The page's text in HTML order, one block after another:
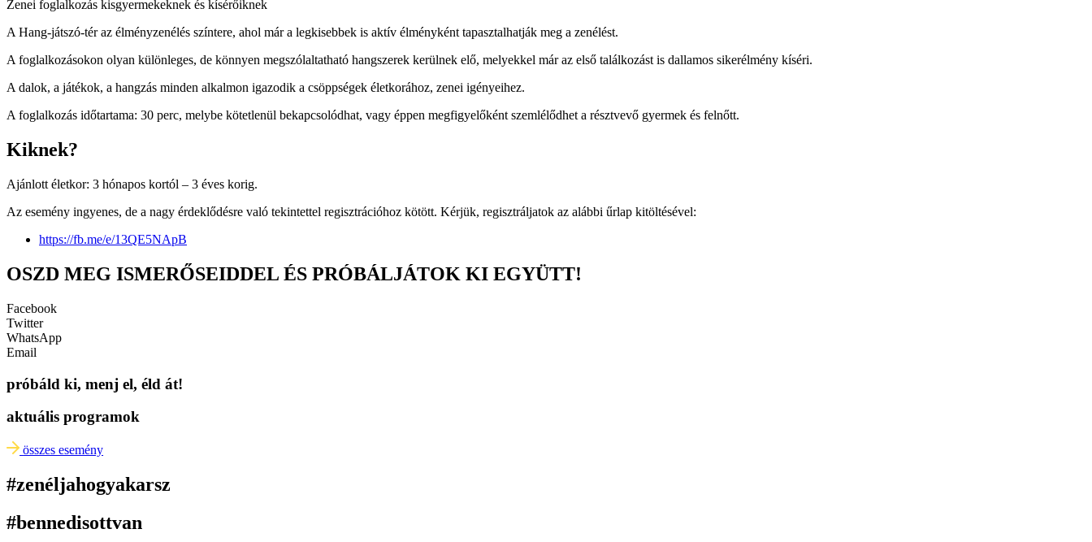
Zenei foglalkozás kisgyermekeknek és kísérőiknek
A Hang-játszó-tér az élményzenélés színtere, ahol már a legkisebbek is aktív élményként tapasztalhatják meg a zenélést.
A foglalkozásokon olyan különleges, de könnyen megszólaltatható hangszerek kerülnek elő, melyekkel már az első találkozást is dallamos sikerélmény kíséri.
A dalok, a játékok, a hangzás minden alkalmon igazodik a csöppségek életkorához, zenei igényeihez.
A foglalkozás időtartama: 30 perc, melybe kötetlenül bekapcsolódhat, vagy éppen megfigyelőként szemlélődhet a résztvevő gyermek és felnőtt.
Kiknek?
Ajánlott életkor: 3 hónapos kortól – 3 éves korig.
Az esemény ingyenes, de a nagy érdeklődésre való tekintettel regisztrációhoz kötött. Kérjük, regisztráljatok az alábbi űrlap kitöltésével:
https://fb.me/e/13QE5NApB
OSZD MEG ISMERŐSEIDDEL ÉS PRÓBÁLJÁTOK KI EGYÜTT!
Facebook
Twitter
WhatsApp
Email
próbáld ki, menj el, éld át!
aktuális programok
összes esemény
#zenéljahogyakarsz
#bennedisottvan